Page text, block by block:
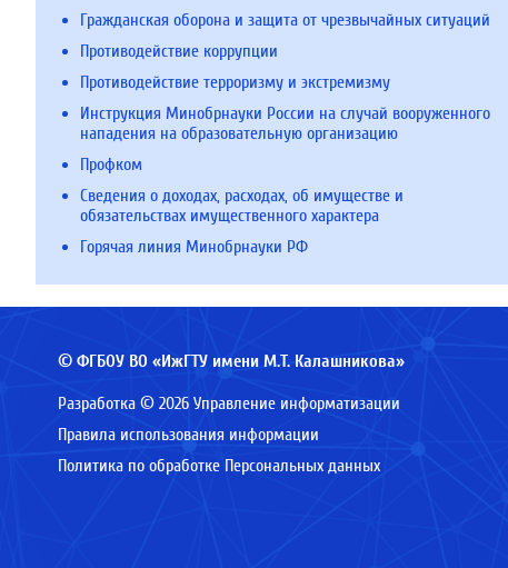
Гражданская оборона и защита от чрезвычайных ситуаций
Противодействие коррупции
Противодействие терроризму и экстремизму
Инструкция Минобрнауки России на случай вооруженного
нападения на образовательную организацию
Профком
Сведения о доходах, расходах, об имуществе и
обязательствах имущественного характера
Горячая линия Минобрнауки РФ
© ФГБОУ ВО «ИжГТУ имени М.Т. Калашникова»
Разработка © 2026 Управление информатизации
Правила использования информации
Политика по обработке Персональных данных